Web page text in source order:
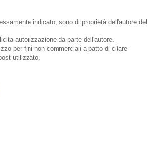
indicato, sono di proprietà dell'autore del
autorizzazione da parte dell'autore.
per fini non commerciali a patto di citare
utilizzato.